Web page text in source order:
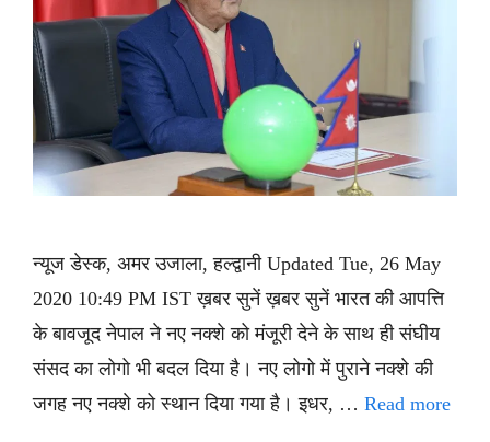
न्यूज डेस्क, अमर उजाला, हल्द्वानी Updated Tue, 26 May
2020 10:49 PM IST ख़बर सुनें ख़बर सुनें भारत की आपत्ति
के बावजूद नेपाल ने नए नक्शे को मंजूरी देने के साथ ही संघीय
संसद का लोगो भी बदल दिया है। नए लोगो में पुराने नक्शे की
जगह नए नक्शे को स्थान दिया गया है। इधर, … Read more